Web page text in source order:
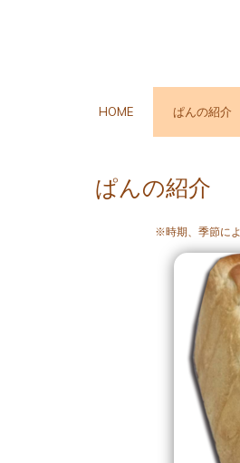
HOME ぱんの紹介
ぱんの紹介
※時期、季節に